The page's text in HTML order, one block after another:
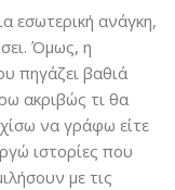
εσωτερική ανάγκη,
Όμως, η
πηγάζει βαθιά
ακριβώς τι θα
να γράφω είτε
ιστορίες που
με τις